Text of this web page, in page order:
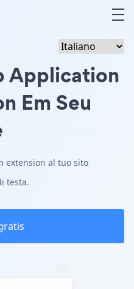
Application
Em Seu
extension al tuo sito
testa.